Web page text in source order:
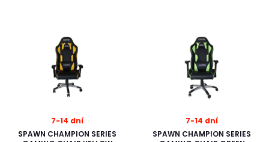
7-14 dní
SPAWN CHAMPION SERIES
7-14 dní
SPAWN CHAMPION SERIES